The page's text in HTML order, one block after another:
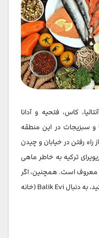
کاس، فتحیه و آدانا
سبزیجات در این منطقه
رفتن در خیابان و چیدن
ترکیه به خاطر ماهی
معروف است. همچنین، اگر
به دنبال بهترین ماهی در منطقه هستید، به دنبال Balik Evi (خانه